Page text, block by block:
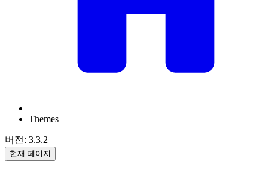
Themes
버전: 3.3.2
현재 페이지